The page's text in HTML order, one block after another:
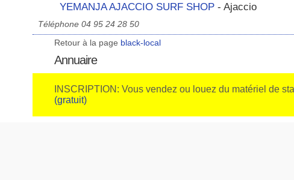
YEMANJA AJACCIO SURF SHOP- Ajaccio
Téléphone 04 95 24 28 50
Retour à la page black-local
Annuaire
INSCRIPTION: Vous vendez ou louez du matériel de
(gratuit)